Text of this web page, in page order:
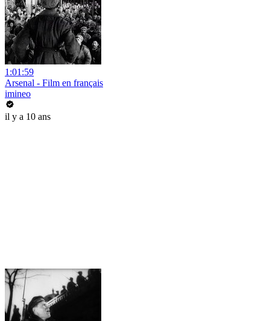
1:01:59
Arsenal - Film en français
imineo
il y a 10 ans